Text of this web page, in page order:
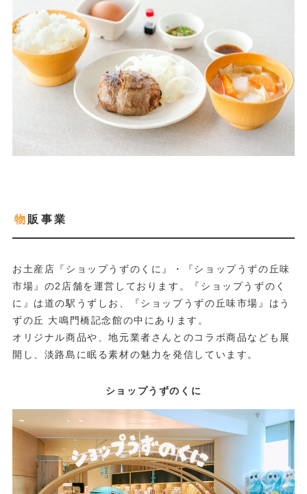
物販事業
お土産店『ショップうずのくに』・『ショップうずの丘味
市場』の2店舗を運営しております。『ショップうずのく
に』は道の駅うずしお、『ショップうずの丘味市場』はう
ずの丘 大鳴門橋記念館の中にあります。
オリジナル商品や、地元業者さんとのコラボ商品なども展
開し、淡路島に眠る素材の魅力を発信しています。
ショップうずのくに